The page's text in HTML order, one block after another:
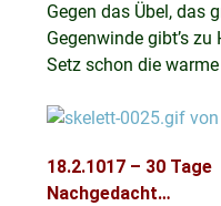
Gegen das Übel, das
Gegenwinde gibt’s zu
Setz schon die
18.2.1017 – 30 Tage
Nachgedacht…